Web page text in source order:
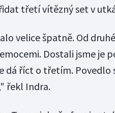
třetí vítězný set v
velice špatně. Od
Dostali jsme je
dá říct o třetím. Povedlo
řekl Indra.